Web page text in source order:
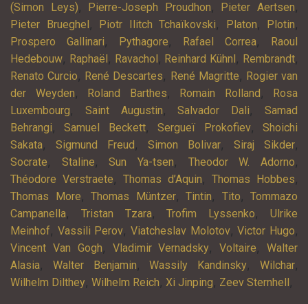
(Simon Leys), Pierre-Joseph Proudhon, Pieter Aertsen,
Pieter Brueghel , Piotr Ilitch Tchaïkovski, Platon, Plotin,
Prospero Gallinari, Pythagore, Rafael Correa,
Raoul
Hedebouw, Raphaël , Ravachol , Reinhard Kühnl , Rembrandt,
Renato Curcio, René Descartes, René Magritte, Rogier van
der Weyden, Roland Barthes, Romain Rolland ,
Rosa
Luxembourg, Saint Augustin,Salvador Dali,Samad
Behrangi,Samuel Beckett,Sergueï Prokofiev,Shoichi
Sakata, Sigmund Freud , Simon Bolivar, Siraj Sikder,
Socrate, Staline,Sun Ya-tsen, Theodor W. Adorno,
Théodore Verstraete, Thomas d’Aquin, Thomas Hobbes,
Thomas More, Thomas Müntzer, Tintin, Tito, Tommazo
Campanella, Tristan Tzara,Trofim Lyssenko,Ulrike
Meinhof, Vassili Perov,Viatcheslav Molotov,Victor Hugo,
Vincent Van Gogh, Vladimir Vernadsky,Voltaire,Walter
Alasia, Walter Benjamin,Wassily Kandinsky,Wilchar,
Wilhelm Dilthey, Wilhelm Reich, Xi Jinping, Zeev Sternhell ,